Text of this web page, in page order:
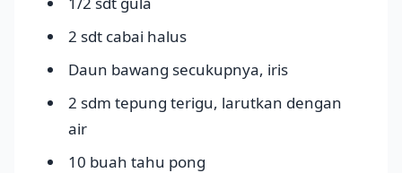
2 sdt cabai halus
Daun bawang secukupnya, iris
2 sdm tepung terigu, larutkan dengan
air
10 buah tahu pong